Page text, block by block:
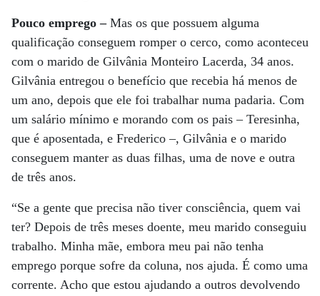
Pouco emprego – Mas os que possuem alguma
qualificação conseguem romper o cerco, como aconteceu
com o marido de Gilvânia Monteiro Lacerda, 34 anos.
Gilvânia entregou o benefício que recebia há menos de
um ano, depois que ele foi trabalhar numa padaria. Com
um salário mínimo e morando com os pais – Teresinha,
que é aposentada, e Frederico –, Gilvânia e o marido
conseguem manter as duas filhas, uma de nove e outra
de três anos.
“Se a gente que precisa não tiver consciência, quem vai
ter? Depois de três meses doente, meu marido conseguiu
trabalho. Minha mãe, embora meu pai não tenha
emprego porque sofre da coluna, nos ajuda. É como uma
corrente. Acho que estou ajudando a outros devolvendo